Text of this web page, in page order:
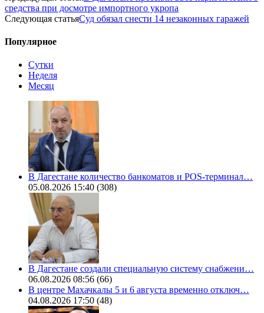
средства при досмотре импортного укропа
Следующая статьяСуд обязал снести 14 незаконных гаражей
Популярное
Сутки
Неделя
Месяц
В Дагестане количество банкоматов и POS-терминал…
05.08.2026 15:40 (308)
В Дагестане создали специальную систему снабжени…
06.08.2026 08:56 (66)
В центре Махачкалы 5 и 6 августа временно отключ…
04.08.2026 17:50 (48)